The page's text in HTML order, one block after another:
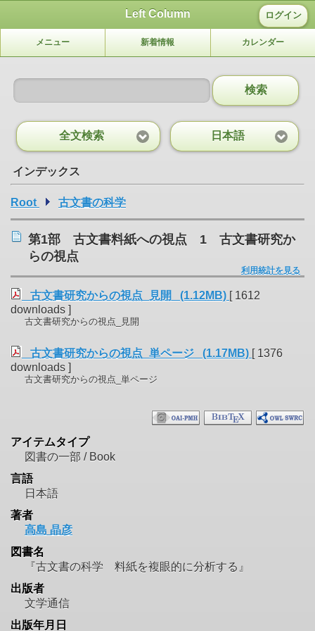
Left Column ログイン
メニュー 新着情報 カレンダー
検索
全文検索 日本語
インデックス
Root 古文書の科学
第1部 古文書料紙への視点 1 古文書研究か
らの視点
利用統計を見る
古文書研究からの視点_見開 (1.12MB) [ 1612
downloads ]
古文書研究からの視点_見開
古文書研究からの視点_単ページ (1.17MB) [ 1376
downloads ]
古文書研究からの視点_単ページ
アイテムタイプ
図書の一部 / Book
言語
日本語
著者
高島 晶彦
図書名
『古文書の科学 料紙を複眼的に分析する』
出版者
文学通信
出版年月日